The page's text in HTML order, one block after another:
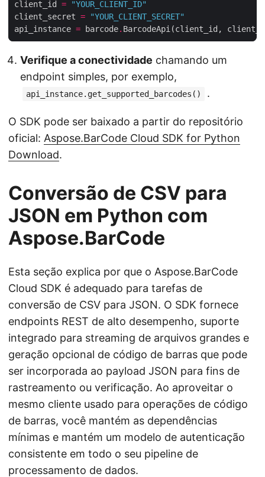
client_id =
"YOUR_CLIENT_ID"
client_secret =
"YOUR_CLIENT_SECRET"
api_instance = barcode.
Verifique a conectividade chamando um
endpoint simples, por exemplo,
api_instance.get_supported_barcodes() .
O SDK pode ser baixado a partir do repositório
oficial: Aspose.BarCode Cloud SDK for Python
Download.
Conversão de CSV para
JSON em Python com
Aspose.BarCode
Esta seção explica por que o Aspose.BarCode
Cloud SDK é adequado para tarefas de
conversão de CSV para JSON. O SDK fornece
endpoints REST de alto desempenho, suporte
integrado para streaming de arquivos grandes e
geração opcional de código de barras que pode
ser incorporada ao payload JSON para fins de
rastreamento ou verificação. Ao aproveitar o
mesmo cliente usado para operações de código
de barras, você mantém as dependências
mínimas e mantém um modelo de autenticação
consistente em todo o seu pipeline de
processamento de dados.